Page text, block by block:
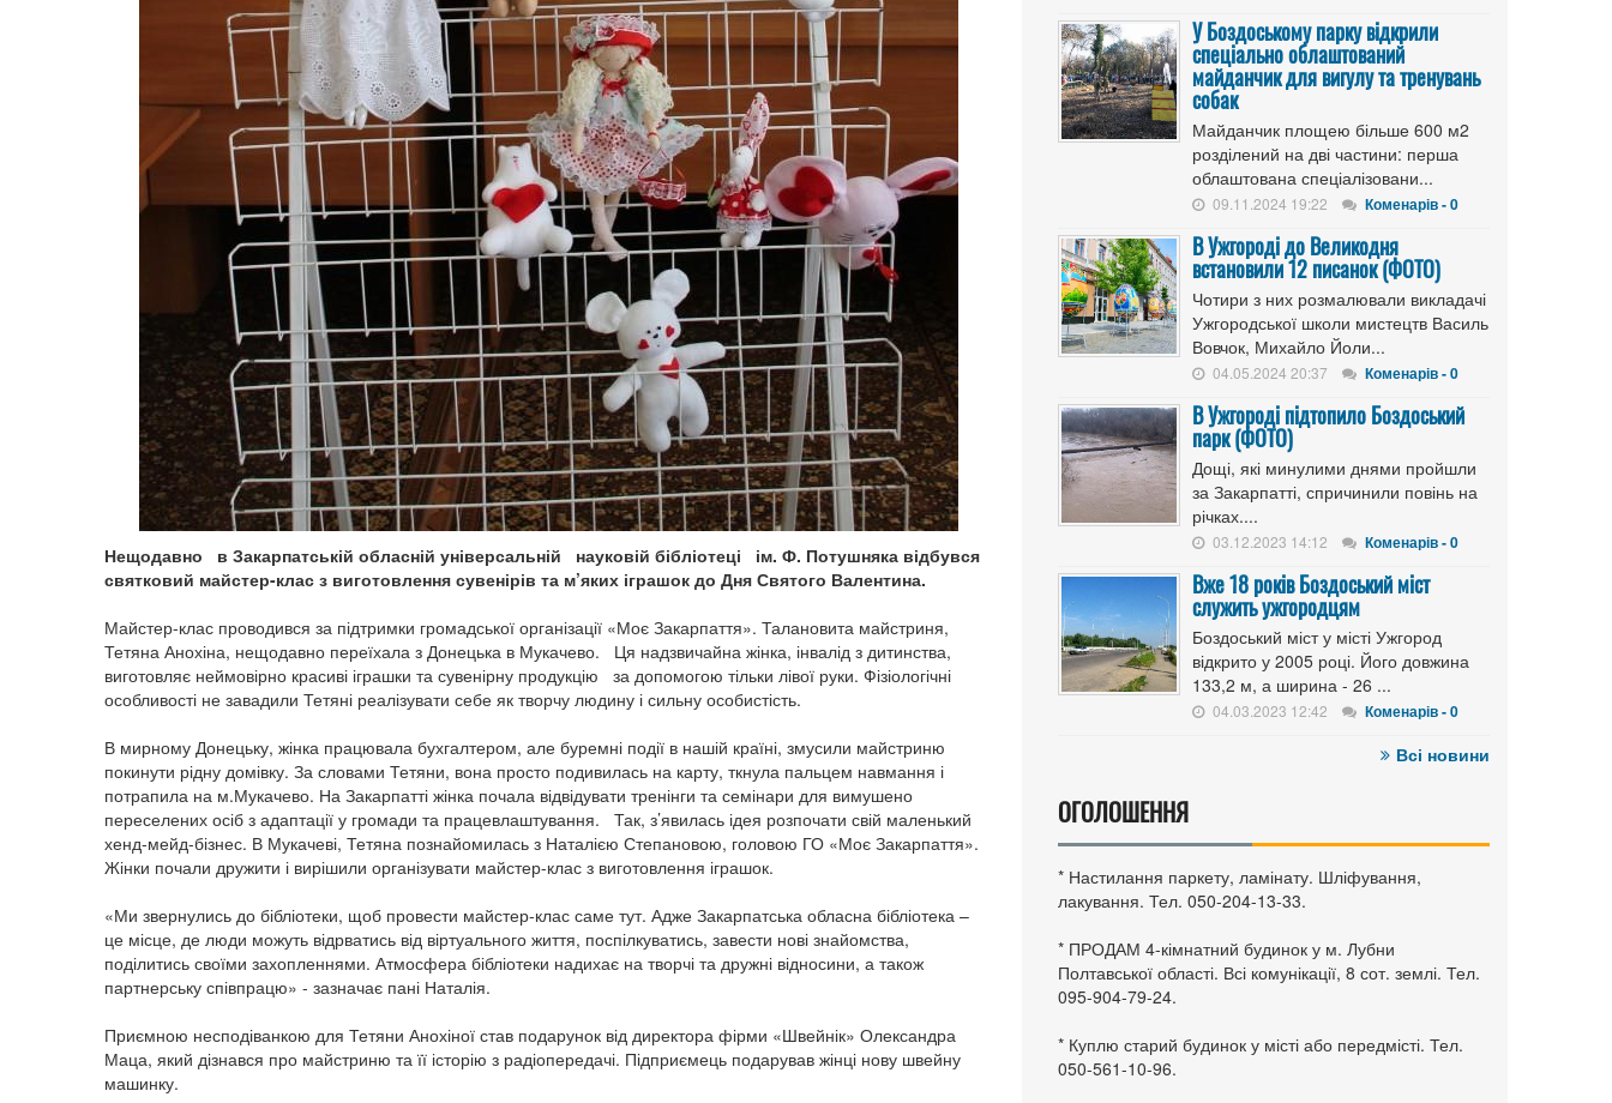
Нещодавно в Закарпатській обласній універсальній науковій бібліотеці ім. Ф. Потушняка відбувся
святковий майстер-клас з виготовлення сувенірів та м’яких іграшок до Дня Святого Валентина.
Майстер-клас проводився за підтримки громадської організації «Моє Закарпаття». Талановита майстриня,
Тетяна Анохіна, нещодавно переїхала з Донецька в Мукачево. Ця надзвичайна жінка, інвалід з дитинства,
виготовляє неймовірно красиві іграшки та сувенірну продукцію за допомогою тільки лівої руки. Фізіологічні
особливості не завадили Тетяні реалізувати себе як творчу людину і сильну особистість.
В мирному Донецьку, жінка працювала бухгалтером, але буремні події в нашій країні, змусили майстриню
покинути рідну домівку. За словами Тетяни, вона просто подивилась на карту, ткнула пальцем навмання і
потрапила на м.Мукачево. На Закарпатті жінка почала відвідувати тренінги та семінари для вимушено
переселених осіб з адаптації у громади та працевлаштування. Так, з’явилась ідея розпочати свій маленький
хенд-мейд-бізнес. В Мукачеві, Тетяна познайомилась з Наталією Степановою, головою ГО «Моє Закарпаття».
Жінки почали дружити і вирішили організувати майстер-клас з виготовлення іграшок.
«Ми звернулись до бібліотеки, щоб провести майстер-клас саме тут. Адже Закарпатська обласна бібліотека –
це місце, де люди можуть відрватись від віртуального життя, поспілкуватись, завести нові знайомства,
поділитись своїми захопленнями. Атмосфера бібліотеки надихає на творчі та дружні відносини, а також
партнерську співпрацю» - зазначає пані Наталія.
Приємною несподіванкою для Тетяни Анохіної став подарунок від директора фірми «Швейнік» Олександра
Маца, який дізнався про майстриню та її історію з радіопередачі. Підприємець подарував жінці нову швейну
машинку.
У Боздоському парку відкрили
спеціально облаштований
майданчик для вигулу та тренувань
собак
Майданчик площею більше 600 м2
розділений на дві частини: перша
облаштована спеціалізовани...
09.11.2024 19:22 Коменарів - 0
В Ужгороді до Великодня
встановили 12 писанок (ФОТО)
Чотири з них розмалювали викладачі
Ужгородської школи мистецтв Василь
Вовчок, Михайло Йоли...
04.05.2024 20:37 Коменарів - 0
В Ужгороді підтопило Боздоський
парк (ФОТО)
Дощі, які минулими днями пройшли
за Закарпатті, спричинили повінь на
річках....
03.12.2023 14:12 Коменарів - 0
Вже 18 років Боздоський міст
служить ужгородцям
Боздоський міст у місті Ужгород
відкрито у 2005 році. Його довжина
133,2 м, а ширина - 26 ...
04.03.2023 12:42 Коменарів - 0
Всі новини
ОГОЛОШЕННЯ
* Настилання паркету, ламінату. Шліфування,
лакування. Тел. 050-204-13-33.
* ПРОДАМ 4-кімнатний будинок у м. Лубни
Полтавської області. Всі комунікації, 8 сот. землі. Тел.
095-904-79-24.
* Куплю старий будинок у місті або передмісті. Тел.
050-561-10-96.